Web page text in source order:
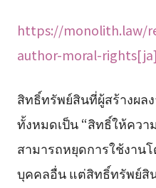
https://monolith.law/
author-moral-rights[ja]
สิทธิ์ทรัพย์สินที่ผู้สร้างผล
ทั้งหมดเป็น “สิทธิ์ให้ควา
สามารถหยุดการใช้งาน
บุคคลอื่น แต่สิทธิ์ทรัพย์สิ